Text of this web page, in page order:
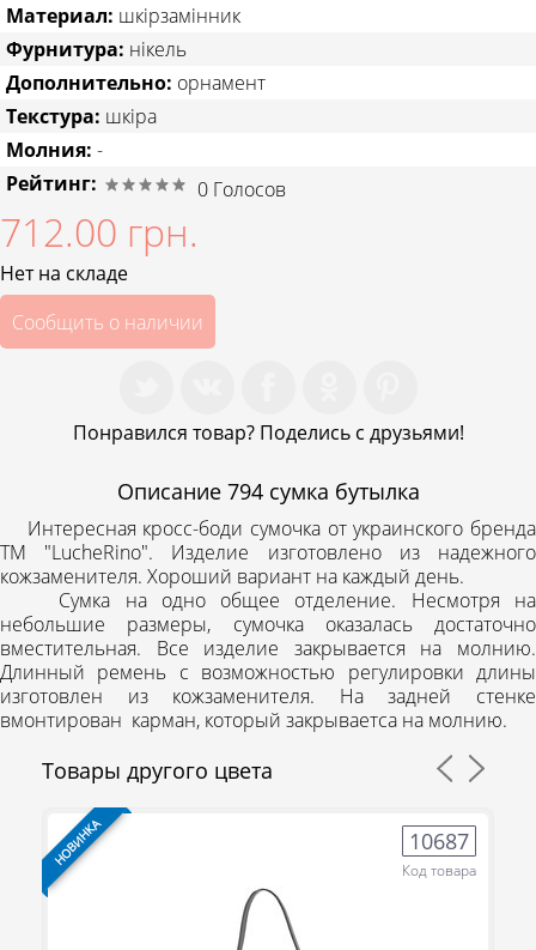
Материал: шкірзамінник
Фурнитура: нікель
Дополнительно: орнамент
Текстура: шкіра
Молния: -
Рейтинг:
0 Голосов
712.00 грн.
Нет на складе
Сообщить о наличии
Понравился товар? Поделись с друзьями!
Описание 794 сумка бутылка
Интересная кросс-боди сумочка от украинского бренда
ТМ "LucheRino". Изделие изготовлено из надежного
кожзаменителя. Хороший вариант на каждый день.
Сумка на одно общее отделение. Несмотря на
небольшие размеры, сумочка оказалась достаточно
вместительная. Все изделие закрывается на молнию.
Длинный ремень с возможностью регулировки длины
изготовлен из кожзаменителя. На задней стенке
вмонтирован карман, который закрываетса на молнию.
Товары другого цвета
НОВИНКА 10687
Код товара